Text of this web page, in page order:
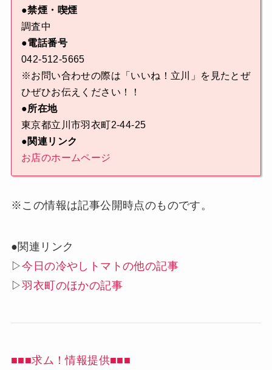
●禁煙・喫煙
調査中
●電話番号
042-512-5665
※お問い合わせの際は「いいね！立川」を見たとぜ
ひぜひお伝えください！！
●所在地
東京都立川市羽衣町2-44-25
●関連リンク
お店のホームページ
※この情報は記事公開時点のものです。
●関連リンク
▷今日の冷やしトマトの他の記事
▷羽衣町のほかの記事
■■■求ム！情報提供■■■